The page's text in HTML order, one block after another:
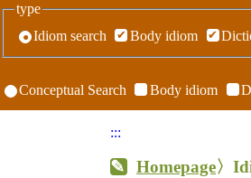
type
Idiom search
Body idiom
Conceptual Search Body idiom
:::
Homepage〉